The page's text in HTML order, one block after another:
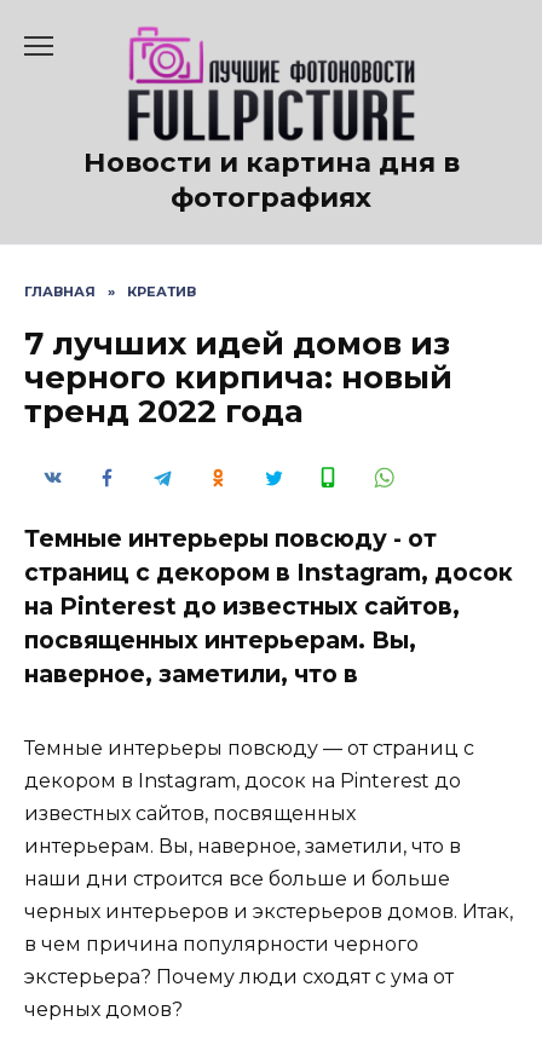
содержанию
Новости и картина дня в
фотографиях
ГЛАВНАЯ » КРЕАТИВ
7 лучших идей домов из
черного кирпича: новый
тренд 2022 года
Темные интерьеры повсюду - от
страниц с декором в Instagram, досок
на Pinterest до известных сайтов,
посвященных интерьерам. Вы,
наверное, заметили, что в
Темные интерьеры повсюду — от страниц с
декором в Instagram, досок на Pinterest до
известных сайтов, посвященных
интерьерам. Вы, наверное, заметили, что в
наши дни строится все больше и больше
черных интерьеров и экстерьеров домов. Итак,
в чем причина популярности черного
экстерьера? Почему люди сходят с ума от
черных домов?